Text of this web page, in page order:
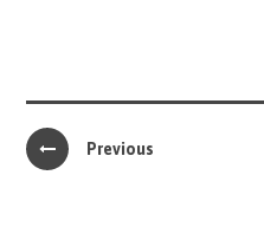
Previous